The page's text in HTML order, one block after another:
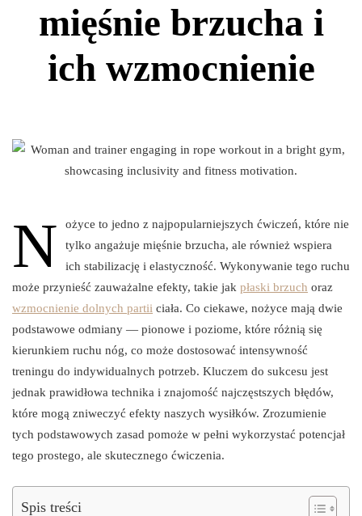
mięśnie brzucha i
ich wzmocnienie
N
ożyce to jedno z najpopularniejszych ćwiczeń, które nie
tylko angażuje mięśnie brzucha, ale również wspiera
ich stabilizację i elastyczność. Wykonywanie tego ruchu
może przynieść zauważalne efekty, takie jak płaski brzuch oraz
wzmocnienie dolnych partii ciała. Co ciekawe, nożyce mają dwie
podstawowe odmiany — pionowe i poziome, które różnią się
kierunkiem ruchu nóg, co może dostosować intensywność
treningu do indywidualnych potrzeb. Kluczem do sukcesu jest
jednak prawidłowa technika i znajomość najczęstszych błędów,
które mogą zniweczyć efekty naszych wysiłków. Zrozumienie
tych podstawowych zasad pomoże w pełni wykorzystać potencjał
tego prostego, ale skutecznego ćwiczenia.
Spis treści